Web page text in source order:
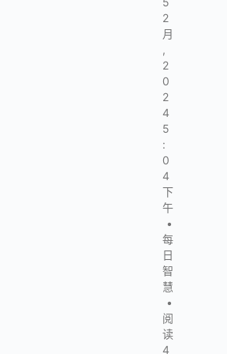
2
月
,
2
0
2
4
5
:
0
4
下
午
•
每
日
智
慧
•
阅
读
4